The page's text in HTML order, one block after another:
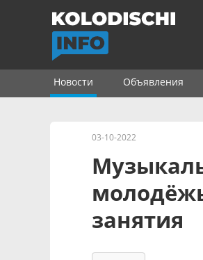
Новости Объявления
03-10-2022
занятия